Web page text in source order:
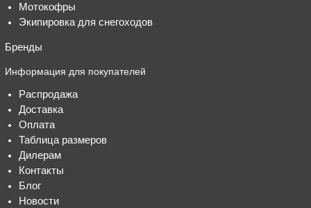
Мотокофры
Экипировка для снегоходов
Бренды
Информация для покупателей
Распродажа
Доставка
Оплата
Таблица размеров
Дилерам
Контакты
Блог
Новости